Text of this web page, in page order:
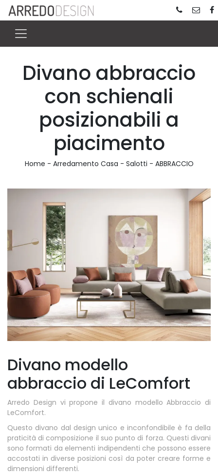
Divano abbraccio
con schienali
posizionabili a
piacimento
Home - Arredamento Casa - Salotti - ABBRACCIO
Divano modello
abbraccio di LeComfort
Arredo Design vi propone il divano modello Abbraccio di
LeComfort.
Questo divano dal design unico e inconfondibile è fa della
praticità di composizione il suo punto di forza. Questi divani
sono formati da elementi indipendenti che possono essere
accostati in diverse posizioni così da poter creare forme e
dimensioni differenti.